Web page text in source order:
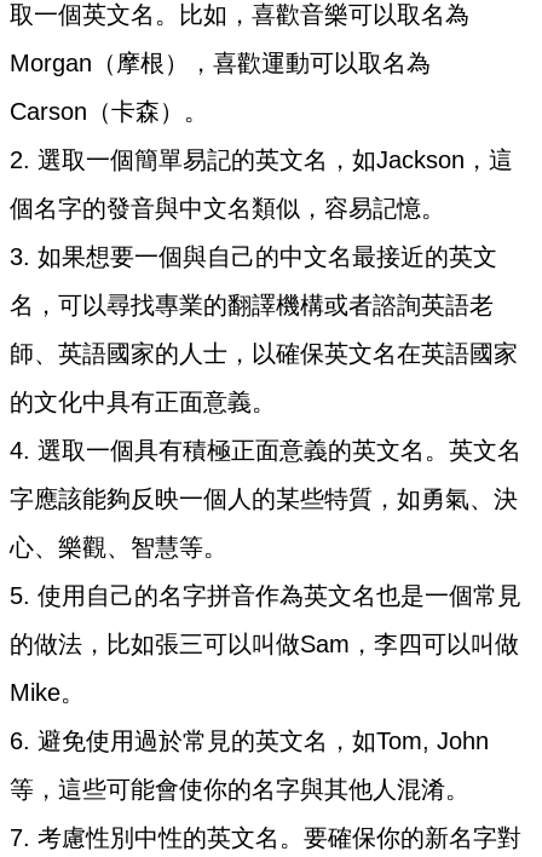
取一個英文名。比如，喜歡音樂可以取名為
Morgan（摩根），喜歡運動可以取名為
Carson（卡森）。
2. 選取一個簡單易記的英文名，如Jackson，這
個名字的發音與中文名類似，容易記憶。
3. 如果想要一個與自己的中文名最接近的英文
名，可以尋找專業的翻譯機構或者諮詢英語老
師、英語國家的人士，以確保英文名在英語國家
的文化中具有正面意義。
4. 選取一個具有積極正面意義的英文名。英文名
字應該能夠反映一個人的某些特質，如勇氣、決
心、樂觀、智慧等。
5. 使用自己的名字拼音作為英文名也是一個常見
的做法，比如張三可以叫做Sam，李四可以叫做
Mike。
6. 避免使用過於常見的英文名，如Tom, John
等，這些可能會使你的名字與其他人混淆。
7. 考慮性別中性的英文名。要確保你的新名字對